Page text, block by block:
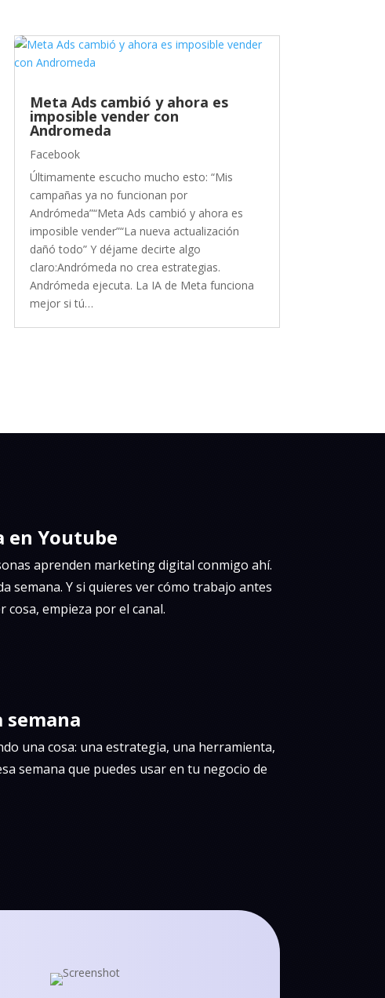
Meta Ads cambió y ahora es
imposible vender con
Andromeda
Facebook
Últimamente escucho mucho esto: “Mis
campañas ya no funcionan por
Andrómeda”“Meta Ads cambió y ahora es
imposible vender”“La nueva actualización
dañó todo” Y déjame decirte algo
claro:Andrómeda no crea estrategias.
Andrómeda ejecuta. La IA de Meta funciona
mejor si tú…
en Youtube
aprenden marketing digital conmigo ahí.
semana. Y si quieres ver cómo trabajo antes
cosa, empieza por el canal.
semana
una cosa: una estrategia, una herramienta,
semana que puedes usar en tu negocio de